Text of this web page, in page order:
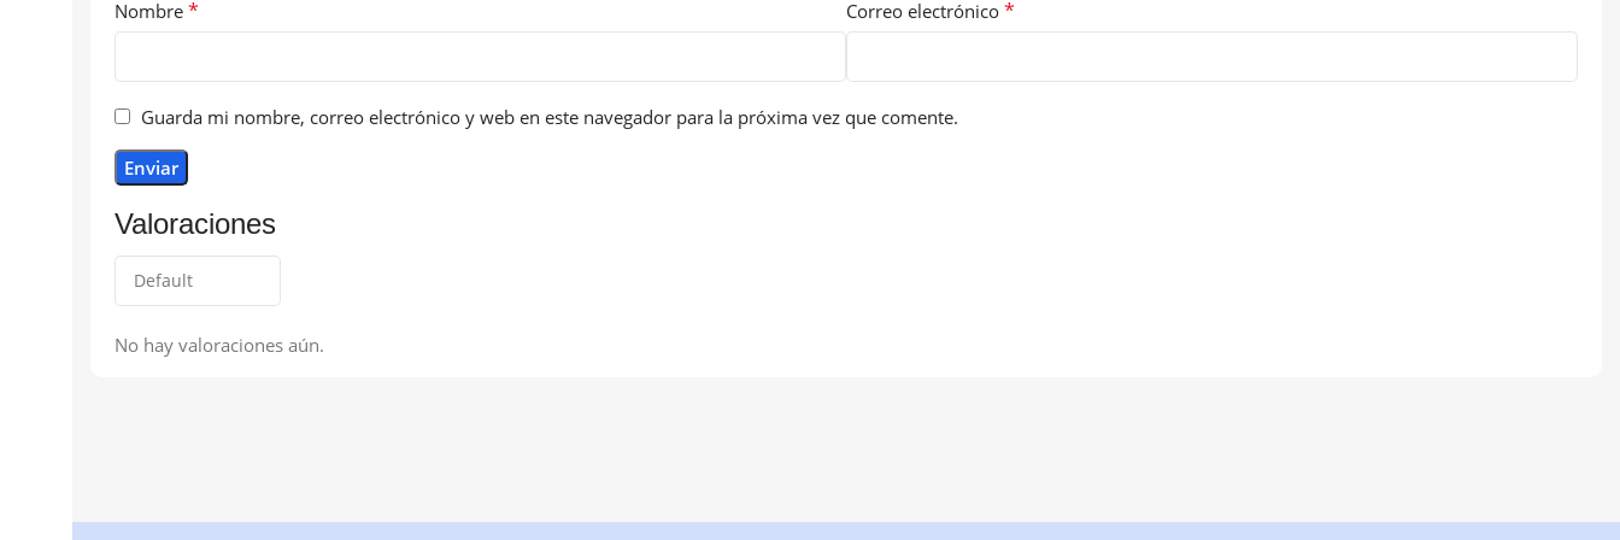
Valoraciones
No hay valoraciones aún.
Nombre * Correo electrónico *
Guarda mi nombre, correo electrónico y web en este navegador para la próxima vez que comente.